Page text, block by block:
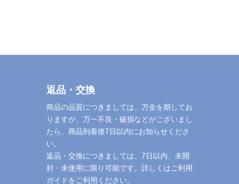
返品・交換
商品の品質につきましては、万全を期してお
りますが、万一不良・破損などがございまし
たら、商品到着後7日以内にお知らせくださ
い。
返品・交換につきましては、7日以内、未開
封・未使用に限り可能です。詳しくはご利用
ガイドをご利用ください。